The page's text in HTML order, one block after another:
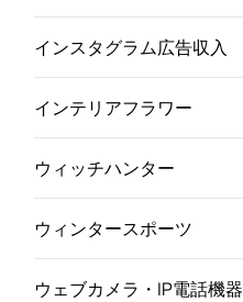
インスタグラム広告収入
インテリアフラワー
ウィッチハンター
ウィンタースポーツ
ウェブカメラ・IP電話機器